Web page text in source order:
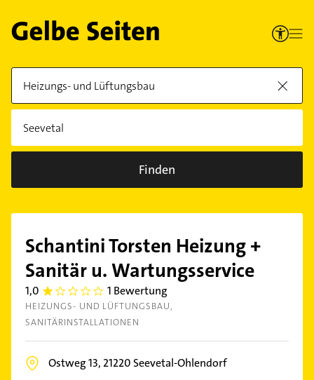
Finden
Schantini Torsten Heizung +
Sanitär u. Wartungsservice
1,0 1.0 1 Bewertung
HEIZUNGS- UND LÜFTUNGSBAU
SANITÄRINSTALLATIONEN
Ostweg 13, 21220 Seevetal-Ohlendorf